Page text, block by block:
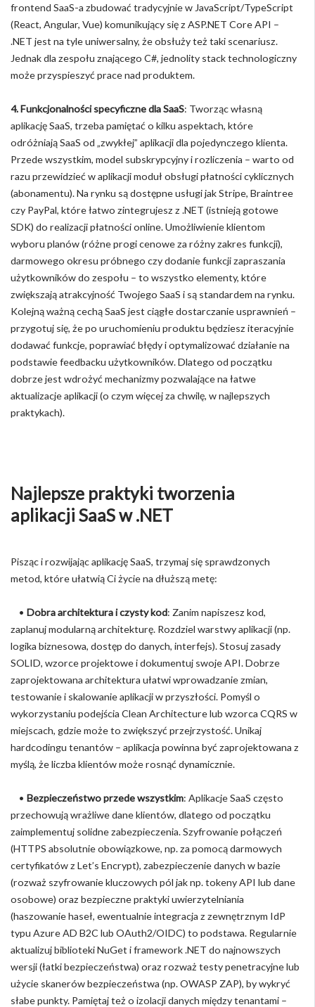
frontend SaaS-a zbudować tradycyjnie w JavaScript/TypeScript
(React, Angular, Vue) komunikujący się z ASP.NET Core API –
.NET jest na tyle uniwersalny, że obsłuży też taki scenariusz.
Jednak dla zespołu znającego C#, jednolity stack technologiczny
może przyspieszyć prace nad produktem.
4. Funkcjonalności specyficzne dla SaaS: Tworząc własną
aplikację SaaS, trzeba pamiętać o kilku aspektach, które
odróżniają SaaS od „zwykłej” aplikacji dla pojedynczego klienta.
Przede wszystkim, model subskrypcyjny i rozliczenia – warto od
razu przewidzieć w aplikacji moduł obsługi płatności cyklicznych
(abonamentu). Na rynku są dostępne usługi jak Stripe, Braintree
czy PayPal, które łatwo zintegrujesz z .NET (istnieją gotowe
SDK) do realizacji płatności online. Umożliwienie klientom
wyboru planów (różne progi cenowe za różny zakres funkcji),
darmowego okresu próbnego czy dodanie funkcji zapraszania
użytkowników do zespołu – to wszystko elementy, które
zwiększają atrakcyjność Twojego SaaS i są standardem na rynku.
Kolejną ważną cechą SaaS jest ciągłe dostarczanie usprawnień –
przygotuj się, że po uruchomieniu produktu będziesz iteracyjnie
dodawać funkcje, poprawiać błędy i optymalizować działanie na
podstawie feedbacku użytkowników. Dlatego od początku
dobrze jest wdrożyć mechanizmy pozwalające na łatwe
aktualizacje aplikacji (o czym więcej za chwilę, w najlepszych
praktykach).
Najlepsze praktyki tworzenia
aplikacji SaaS w .NET
Pisząc i rozwijając aplikację SaaS, trzymaj się sprawdzonych
metod, które ułatwią Ci życie na dłuższą metę:
• Dobra architektura i czysty kod: Zanim napiszesz kod,
zaplanuj modularną architekturę. Rozdziel warstwy aplikacji (np.
logika biznesowa, dostęp do danych, interfejs). Stosuj zasady
SOLID, wzorce projektowe i dokumentuj swoje API. Dobrze
zaprojektowana architektura ułatwi wprowadzanie zmian,
testowanie i skalowanie aplikacji w przyszłości. Pomyśl o
wykorzystaniu podejścia Clean Architecture lub wzorca CQRS w
miejscach, gdzie może to zwiększyć przejrzystość. Unikaj
hardcodingu tenantów – aplikacja powinna być zaprojektowana z
myślą, że liczba klientów może rosnąć dynamicznie.
• Bezpieczeństwo przede wszystkim: Aplikacje SaaS często
przechowują wrażliwe dane klientów, dlatego od początku
zaimplementuj solidne zabezpieczenia. Szyfrowanie połączeń
(HTTPS absolutnie obowiązkowe, np. za pomocą darmowych
certyfikatów z Let’s Encrypt), zabezpieczenie danych w bazie
(rozważ szyfrowanie kluczowych pól jak np. tokeny API lub dane
osobowe) oraz bezpieczne praktyki uwierzytelniania
(haszowanie haseł, ewentualnie integracja z zewnętrznym IdP
typu Azure AD B2C lub OAuth2/OIDC) to podstawa. Regularnie
aktualizuj biblioteki NuGet i framework .NET do najnowszych
wersji (łatki bezpieczeństwa) oraz rozważ testy penetracyjne lub
użycie skanerów bezpieczeństwa (np. OWASP ZAP), by wykryć
słabe punkty. Pamiętaj też o izolacji danych między tenantami –